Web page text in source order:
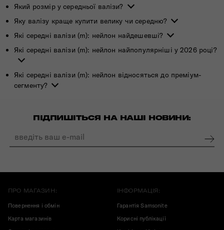
Який розмір у середньої валізи?
Яку валізу краще купити велику чи середню?
Які середні валізи (m): нейлон найдешевші?
Які середні валізи (m): нейлон найпопулярніші у 2026 році?
Які середні валізи (m): нейлон відносяться до преміум-
сегменту?
ПІДПИШІТЬСЯ НА НАШІ НОВИНИ:
ПРО МАГАЗИН:
Повернення і обмін
Карта магазинів
ІНФОРМАЦІЯ:
Гарантія Samsonite
Корисні публікації